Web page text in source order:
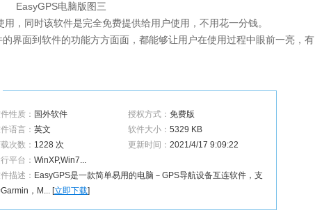
EasyGPS电脑版图三
，同时该软件是完全免费提供给用户使用，不用花一分钱。
界面到软件的功能方方面面，都能够让用户在使用过程中眼前一亮，
性质： 国外软件 授权方式： 免费版
语言： 英文 软件大小： 5329 KB
次数： 1228 次 更新时间： 2021/4/17 9:09:22
平台： WinXP,Win7...
描述： EasyGPS是一款简单易用的电脑－GPS导航设备互连软件，支
，M... [立即下载]